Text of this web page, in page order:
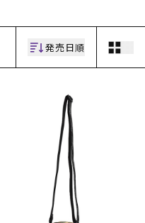
店頭受取サービス
ギフトラッピング
アフターサポート
下取り保証について
よくある質問
お問い合わせ
発売日順